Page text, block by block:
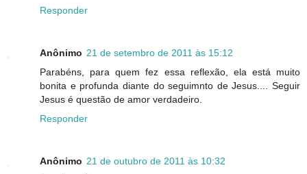
Responder
Anônimo 21 de setembro de 2011 às 15:12
Parabéns, para quem fez essa reflexão, ela está muito
bonita e profunda diante do seguimnto de Jesus.... Seguir
Jesus é questão de amor verdadeiro.
Responder
Anônimo 21 de outubro de 2011 às 10:32